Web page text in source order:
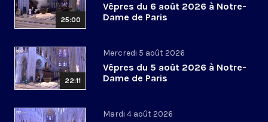
25:00
Vêpres du 6 août 2026 à Notre-
Dame de Paris
22:11
Mercredi 5 août 2026
Vêpres du 5 août 2026 à Notre-
Dame de Paris
Mardi 4 août 2026